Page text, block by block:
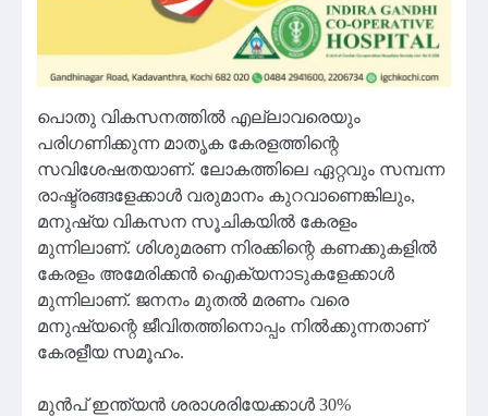
പൊതു വികസനത്തിൽ എല്ലാവരെയും
പരിഗണിക്കുന്ന മാതൃക കേരളത്തിന്റെ
സവിശേഷതയാണ്. ലോകത്തിലെ ഏറ്റവും സമ്പന്ന
രാഷ്ട്രങ്ങളേക്കാൾ വരുമാനം കുറവാണെങ്കിലും,
മനുഷ്യ വികസന സൂചികയിൽ കേരളം
മുന്നിലാണ്. ശിശുമരണ നിരക്കിന്റെ കണക്കുകളിൽ
കേരളം അമേരിക്കൻ ഐക്യനാടുകളേക്കാൾ
മുന്നിലാണ്. ജനനം മുതൽ മരണം വരെ
മനുഷ്യന്റെ ജീവിതത്തിനൊപ്പം നിൽക്കുന്നതാണ്
കേരളീയ സമൂഹം.
മുൻപ് ഇന്ത്യൻ ശരാശരിയേക്കാൾ 30%